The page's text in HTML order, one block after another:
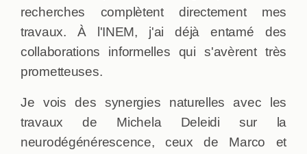
recherches complètent directement mes
travaux. À l'INEM, j'ai déjà entamé des
collaborations informelles qui s'avèrent très
prometteuses.
Je vois des synergies naturelles avec les
travaux de Michela Deleidi sur la
neurodégénérescence, ceux de Marco et